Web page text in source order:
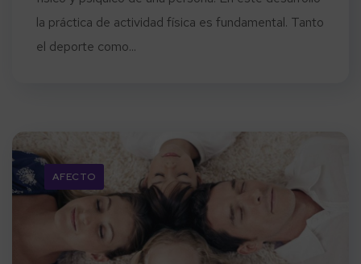
la práctica de actividad física es fundamental. Tanto
el deporte como...
AFECTO